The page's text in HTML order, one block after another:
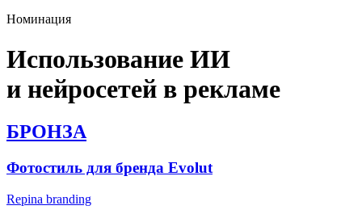
Номинация
Использование ИИ
и нейросетей в рекламе
БРОНЗА
Фотостиль для бренда Evolut
Repina branding